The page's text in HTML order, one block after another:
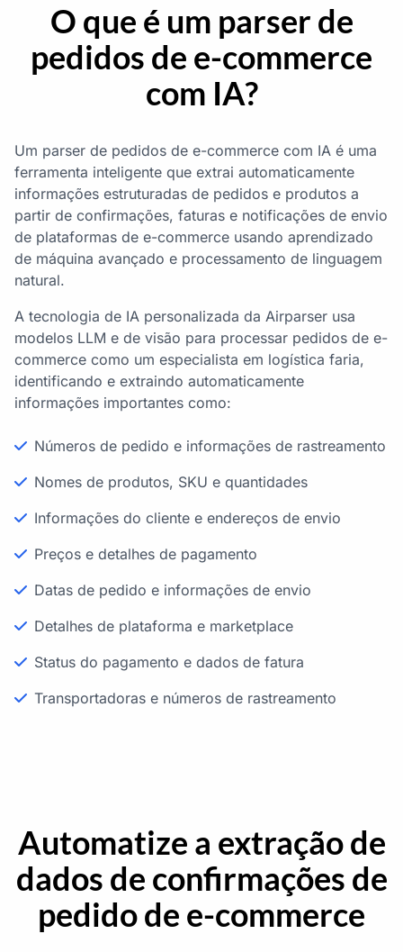
O que é um parser de
pedidos de e-commerce
com IA?
Um parser de pedidos de e-commerce com IA é uma
ferramenta inteligente que extrai automaticamente
informações estruturadas de pedidos e produtos a
partir de confirmações, faturas e notificações de envio
de plataformas de e-commerce usando aprendizado
de máquina avançado e processamento de linguagem
natural.
A tecnologia de IA personalizada da Airparser usa
modelos LLM e de visão para processar pedidos de e-
commerce como um especialista em logística faria,
identificando e extraindo automaticamente
informações importantes como:
Números de pedido e informações de rastreamento
Nomes de produtos, SKU e quantidades
Informações do cliente e endereços de envio
Preços e detalhes de pagamento
Datas de pedido e informações de envio
Detalhes de plataforma e marketplace
Status do pagamento e dados de fatura
Transportadoras e números de rastreamento
Automatize a extração de
dados de confirmações de
pedido de e-commerce